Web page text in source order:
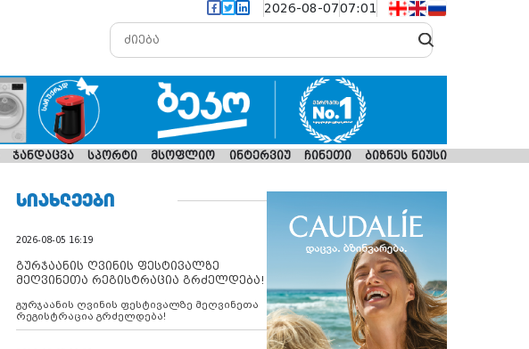
2026-08-0707:01
ჯანდაცვა სპორტი მსოფლიო ინტერვიუ ჩინეთი ბიზნეს ნიუსი
ᲡᲘᲐᲮᲚᲔᲔᲑᲘ
2026-08-05 16:19
გურჯაანის ღვინის ფესტივალზე
მეღვინეთა რეგისტრაცია გრძელდება!
გურჯაანის ღვინის ფესტივალზე მეღვინეთა
რეგისტრაცია გრძელდება!